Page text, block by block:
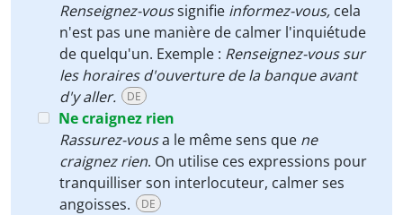
Renseignez-voussignifie informez-vous, cela
n'est pas une manière de calmer l'inquiétude
de quelqu'un. Exemple : Renseignez-vous sur
les horaires d'ouverture de la banque avant
d'y aller.
DE
Ne craignez rien
Rassurez-vousa le même sens que ne
craignez rien. On utilise ces expressions pour
tranquilliser son interlocuteur, calmer ses
angoisses.
DE